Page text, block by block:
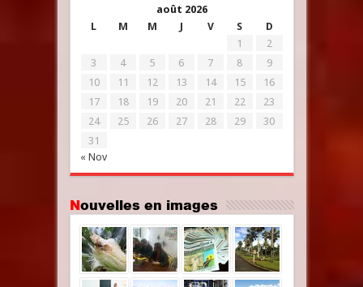
août 2026
L
M M J V S D
« Nov
1
2
3
4 5 6 7 8
9
10
11 12 13 14 15
16
17
18 19 20 21 22
23
24
25 26 27 28 29
30
31
Nouvelles en images